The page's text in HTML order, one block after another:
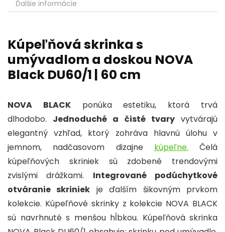
b
o
k
dI A
p
st a
Ďalšie informácie
Kúpeľňová skrinka s
umývadlom a doskou NOVA
Black DU60/1 | 60 cm
NOVA BLACKponúka estetiku, ktorá trvá
dlhodobo. Jednoduché a čisté tvaryvytvárajú
elegantný vzhľad, ktorý zohráva hlavnú úlohu v
jemnom, nadčasovom dizajne kúpeľne. Čelá
kúpeľňových skriniek sú zdobené trendovými
zvislými drážkami. Integrované podúchytkové
otváranie skriniek je ďalším šikovným prvkom
kolekcie. Kúpeľňové skrinky z kolekcie NOVA BLACK
sú navrhnuté s menšou hĺbkou. Kúpeľňová skrinka